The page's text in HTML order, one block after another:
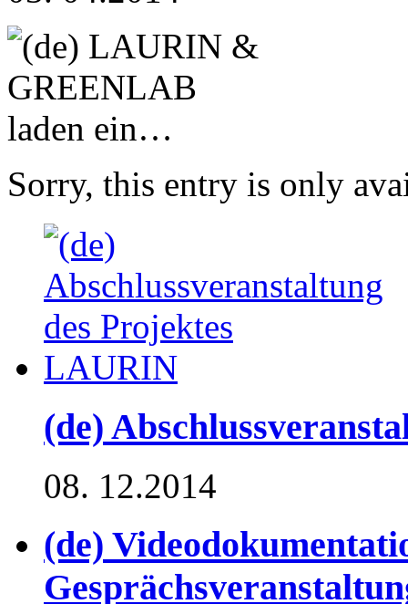
Sorry, this entry is only
(de)
08. 12.2014
(de)